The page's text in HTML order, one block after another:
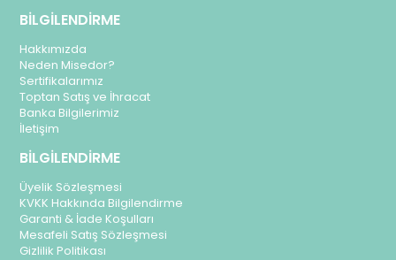
BİLGİLENDİRME
Hakkımızda
Neden Misedor?
Sertifikalarımız
Toptan Satış ve İhracat
Banka Bilgilerimiz
İletişim
BİLGİLENDİRME
Üyelik Sözleşmesi
KVKK Hakkında Bilgilendirme
Garanti & İade Koşulları
Mesafeli Satış Sözleşmesi
Gizlilik Politikası